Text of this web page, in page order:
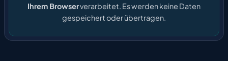
Ihrem Browserverarbeitet. Es werden keine Daten
gespeichert oder übertragen.